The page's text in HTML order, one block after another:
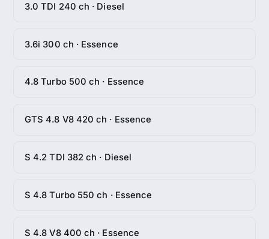
3.0 TDI 240 ch · Diesel
3.6i 300 ch · Essence
4.8 Turbo 500 ch · Essence
GTS 4.8 V8 420 ch · Essence
S 4.2 TDI 382 ch · Diesel
S 4.8 Turbo 550 ch · Essence
S 4.8 V8 400 ch · Essence